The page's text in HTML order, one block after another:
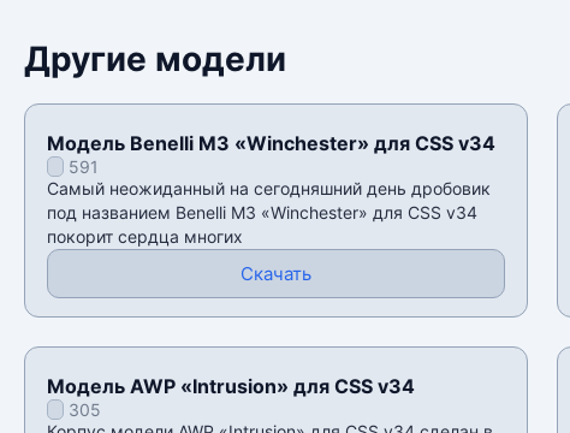
Другие модели
Модель Benelli M3 «Winchester» для CSS v34
591
Самый неожиданный на сегодняшний день дробовик
под названием Benelli M3 «Winchester» для CSS v34
покорит сердца многих
Скачать
Модель AWP «Intrusion» для CSS v34
305